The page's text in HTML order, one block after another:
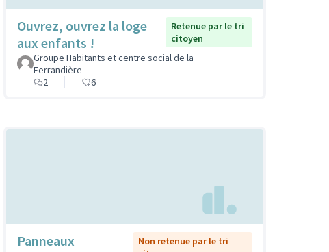
Ouvrez, ouvrez la loge
aux enfants !
Retenue par le tri
citoyen
Groupe Habitants et centre social de la
Ferrandière
2
6
Panneaux
Non retenue par le tri